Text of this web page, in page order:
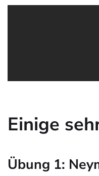
Einige
Übung 1: